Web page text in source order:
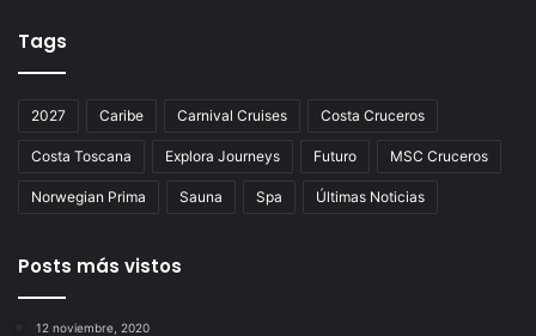
Tags
2027 Caribe Carnival Cruises Costa Cruceros
Costa Toscana Explora Journeys Futuro MSC Cruceros
Norwegian Prima Sauna Spa Últimas Noticias
Posts más vistos
12 noviembre, 2020